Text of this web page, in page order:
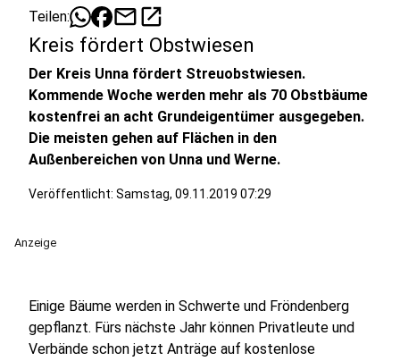
Teilen: mailopen_in_new
Kreis fördert Obstwiesen
Der Kreis Unna fördert Streuobstwiesen.
Kommende Woche werden mehr als 70 Obstbäume
kostenfrei an acht Grundeigentümer ausgegeben.
Die meisten gehen auf Flächen in den
Außenbereichen von Unna und Werne.
Veröffentlicht: Samstag, 09.11.2019 07:29
Anzeige
Einige Bäume werden in Schwerte und Fröndenberg
gepflanzt. Fürs nächste Jahr können Privatleute und
Verbände schon jetzt Anträge auf kostenlose